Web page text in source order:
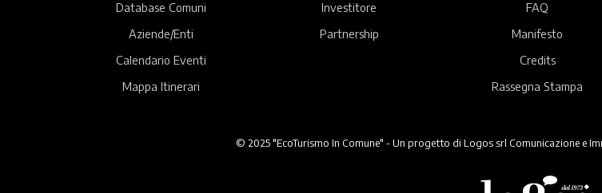
Database Comuni
Aziende/Enti
Calendario Eventi
Mappa Itinerari
Investitore
Partnership
FAQ
Manifesto
Credits
Rassegna Stampa
© 2025 "EcoTurismo In Comune" - Un progetto di Logos srl Comunicazione e